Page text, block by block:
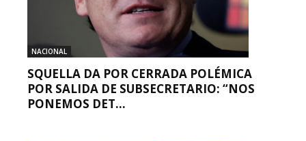
NACIONAL
SQUELLA DA POR CERRADA POLÉMICA
POR SALIDA DE SUBSECRETARIO: “NOS
PONEMOS DET...